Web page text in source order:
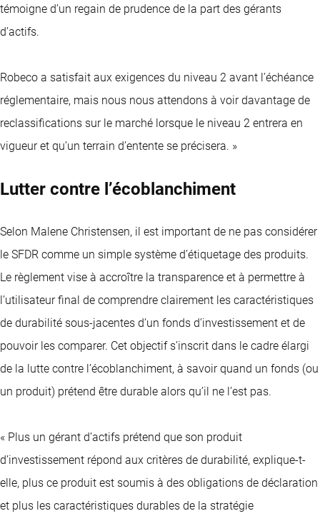
témoigne d’un regain de prudence de la part des gérants
d’actifs.
Robeco a satisfait aux exigences du niveau 2 avant l’échéance
réglementaire, mais nous nous attendons à voir davantage de
reclassifications sur le marché lorsque le niveau 2 entrera en
vigueur et qu’un terrain d’entente se précisera. »
Lutter contre l’écoblanchiment
Selon Malene Christensen, il est important de ne pas considérer
le SFDR comme un simple système d’étiquetage des produits.
Le règlement vise à accroître la transparence et à permettre à
l’utilisateur final de comprendre clairement les caractéristiques
de durabilité sous-jacentes d’un fonds d’investissement et de
pouvoir les comparer. Cet objectif s’inscrit dans le cadre élargi
de la lutte contre l’écoblanchiment, à savoir quand un fonds (ou
un produit) prétend être durable alors qu’il ne l’est pas.
« Plus un gérant d’actifs prétend que son produit
d’investissement répond aux critères de durabilité, explique-t-
elle, plus ce produit est soumis à des obligations de déclaration
et plus les caractéristiques durables de la stratégie